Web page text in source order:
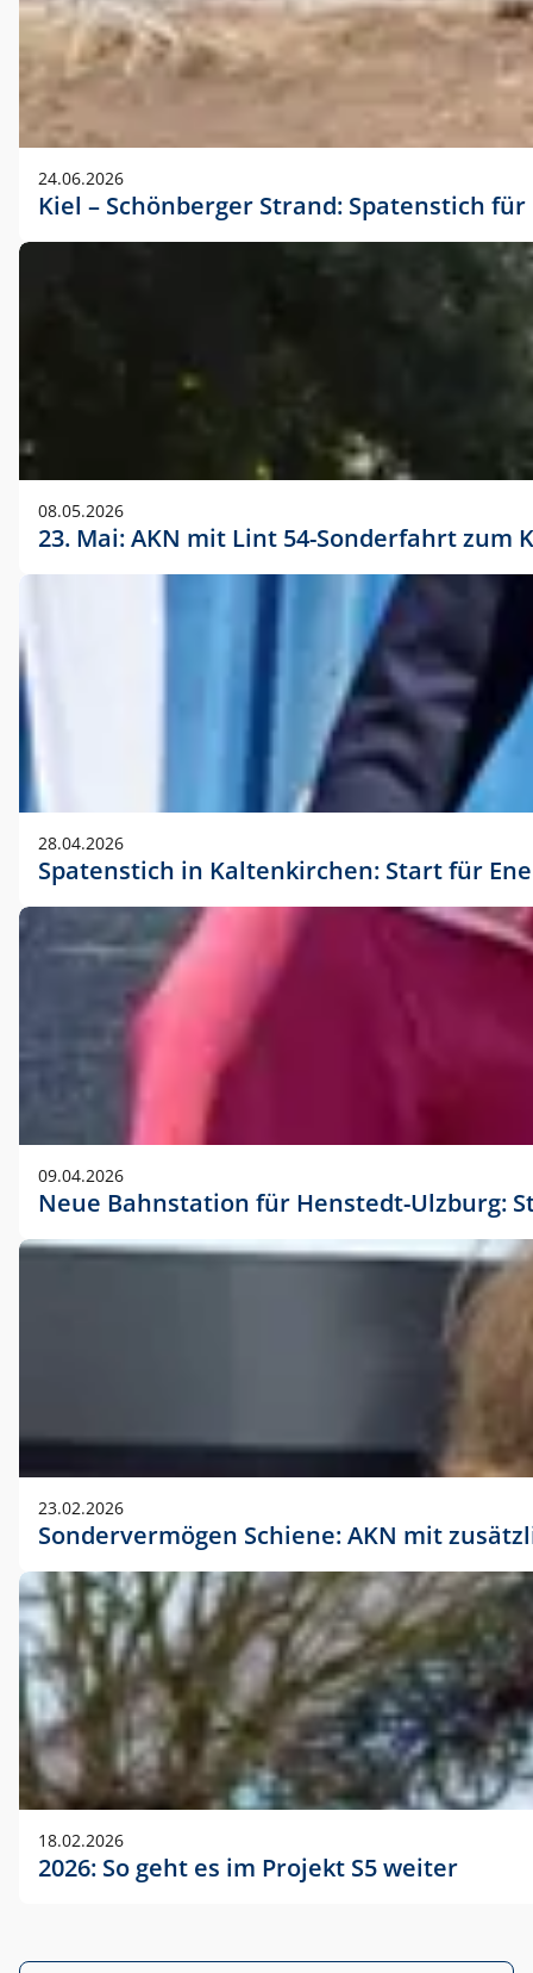
24.06.2026
Kiel – Schönberger Strand: Spatenstich
08.05.2026
23. Mai: AKN mit Lint 54-Sonderfahrt
28.04.2026
Spatenstich in Kaltenkirchen: Start für
09.04.2026
Neue Bahnstation für Henstedt-Ulzburg:
23.02.2026
Sondervermögen Schiene: AKN mit
18.02.2026
2026: So geht es im Projekt S5 weiter